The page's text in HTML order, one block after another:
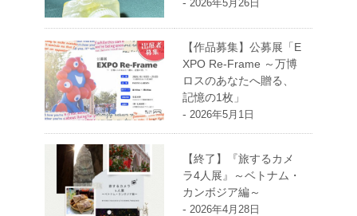
2026年5月26日
【作品募集】公募展「E
XPO Re-Frame ～万博
ロスのあなたへ贈る、
記憶の1枚」
- 2026年5月1日
【終了】『旅するカメ
ラ4人展』～ベトナム・
カンボジア編～
- 2026年4月28日